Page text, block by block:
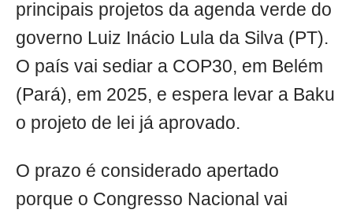
principais projetos da agenda verde do
governo Luiz Inácio Lula da Silva (PT).
O país vai sediar a COP30, em Belém
(Pará), em 2025, e espera levar a Baku
o projeto de lei já aprovado.
O prazo é considerado apertado
porque o Congresso Nacional vai